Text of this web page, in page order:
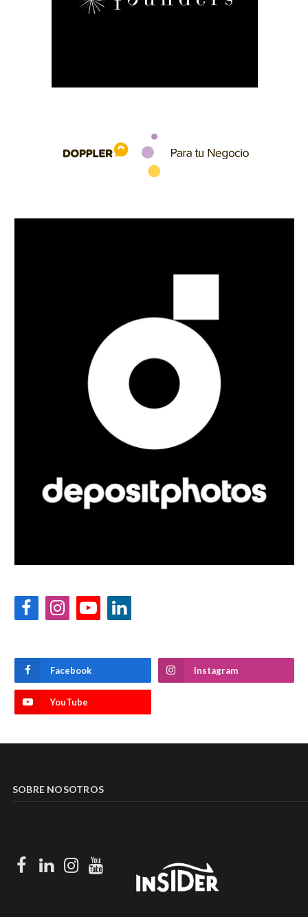
FacebookInstagramYouTubeLinkedIn
Facebook Instagram
YouTube
SOBRE NOSOTROS
Facebook
LinkedIn
Instagram
Youtube